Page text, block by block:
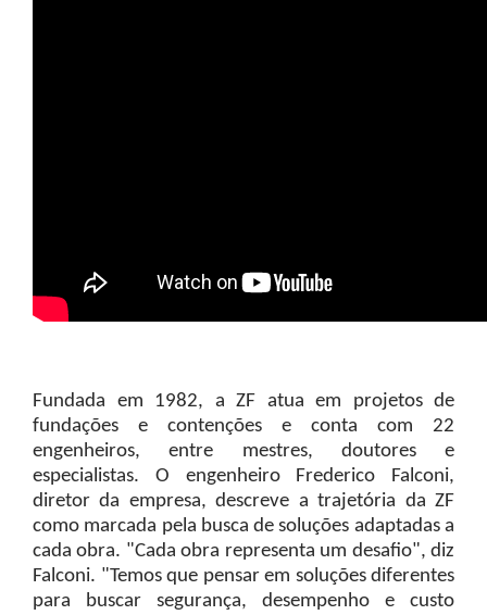
Fundada em 1982, a ZF atua em projetos de
fundações e contenções e conta com 22
engenheiros, entre mestres, doutores e
especialistas. O engenheiro Frederico Falconi,
diretor da empresa, descreve a trajetória da ZF
como marcada pela busca de soluções adaptadas a
cada obra. "Cada obra representa um desafio", diz
Falconi. "Temos que pensar em soluções diferentes
para buscar segurança, desempenho e custo